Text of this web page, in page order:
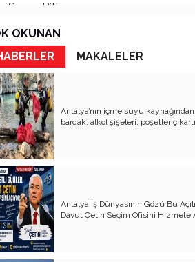
Savaş Bitince...
İş Dünyasında Gerçek Demokrasi
zamanı
Modern Zamanlarda Restoranınızı
Markalaştırmak
Rusya – Ukrayna: Hemen şimdi
Turizmde Çalışanlar Nasıl Mutlu Olur?
Butik Otellere Pazarlama Önerileri
Antalya, Sağlık Turizmi Kenti Olmaz!
Turizmin ‘ 10 Emri’
Kavşaktaki Çiçekçi ve Yaratıcı
Pazarlama
OKUNAN
MAKALELER
Antalya’nın içme suyu
bardak, alkol şişeleri, poşetler
Antalya İş Dünyasının Gözü Bu
Davut Çetin Seçim Ofisini Hizmete